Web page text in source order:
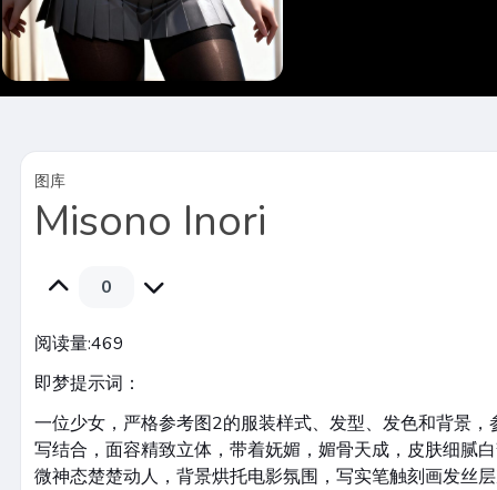
图库
Misono Inori
0
阅读量:469
即梦提示词：
一位少女，严格参考图2的服装样式、发型、发色和背景
写结合，面容精致立体，带着妩媚，媚骨天成，皮肤细腻
微神态楚楚动人，背景烘托电影氛围，写实笔触刻画发丝